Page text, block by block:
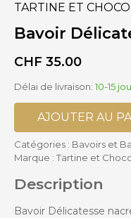
VOIR
PLUS
DE
DE
TARTINE ET
Bavoir
CHF 35.00
Délai de livraison: 10-15
AJOUTER AU
Catégories : Bavoirs et
Marque : Tartine et
Description
Bavoir Délicatesse